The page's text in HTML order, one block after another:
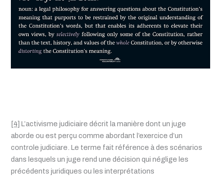
[4] L’activisme judiciaire décrit la manière dont un juge
aborde ou est perçu comme abordant l’exercice d’un
controle judiciare. Le terme fait référence à des scénarios
dans lesquels un juge rend une décision qui néglige les
précédents juridiques ou les interprétations